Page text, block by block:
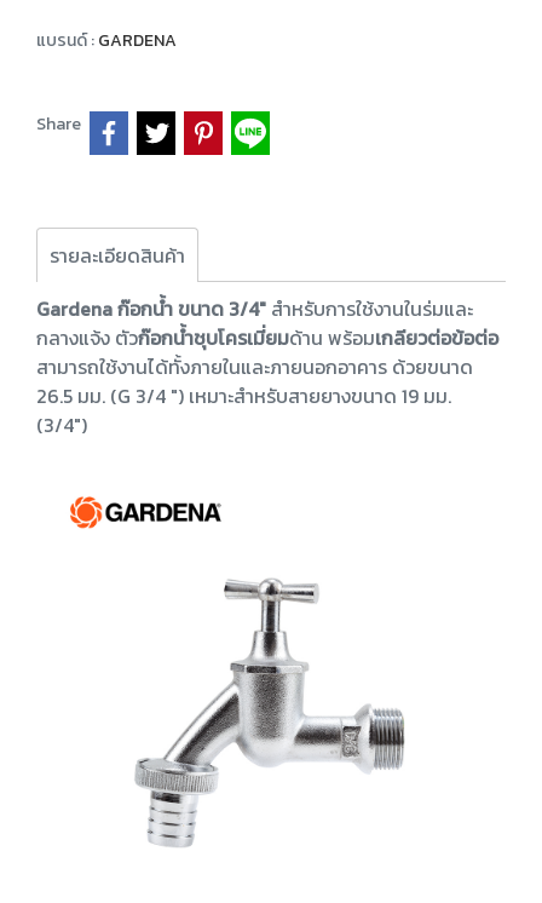
แบรนด์ :GARDENA
Share
รายละเอียดสินค้า
Gardena ก๊อกน้ำ ขนาด 3/4" สำหรับการใช้งานในร่มและ
กลางแจ้ง ตัวก๊อกน้ำชุบโครเมี่ยมด้าน พร้อมเกลียวต่อข้อต่อ
สามารถใช้งานได้ทั้งภายในและภายนอกอาคาร ด้วยขนาด
26.5 มม. (G 3/4 ") เหมาะสำหรับสายยางขนาด 19 มม.
(3/4")